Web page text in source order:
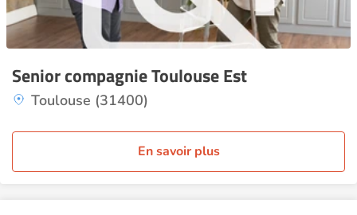
Senior compagnie Toulouse Est
Toulouse (31400)
En savoir plus